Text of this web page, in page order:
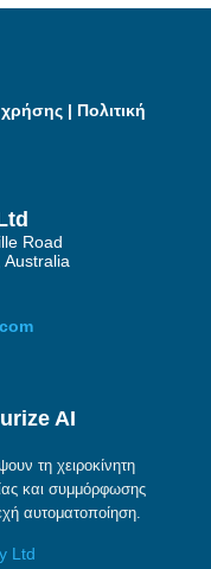
| Πολιτική
Road
Australia
AI
τη χειροκίνητη
και συμμόρφωσης
αυτοματοποίηση.
Ltd